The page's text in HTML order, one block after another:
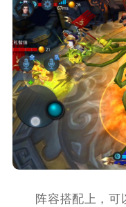
阵容搭配上，可